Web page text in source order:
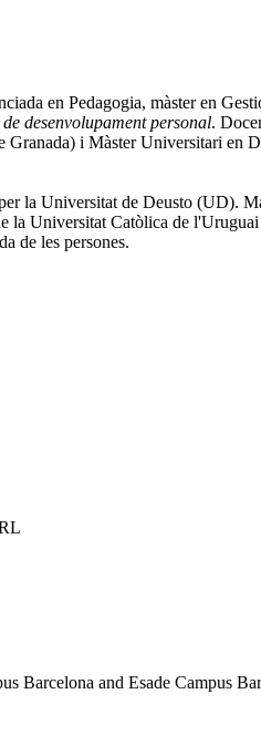
en Pedagogia, màster en
desenvolupament personal.
i Màster Universitari
la Universitat de Deusto (UD).
Universitat Catòlica de
de les persones.
Barcelona and Esade Campus